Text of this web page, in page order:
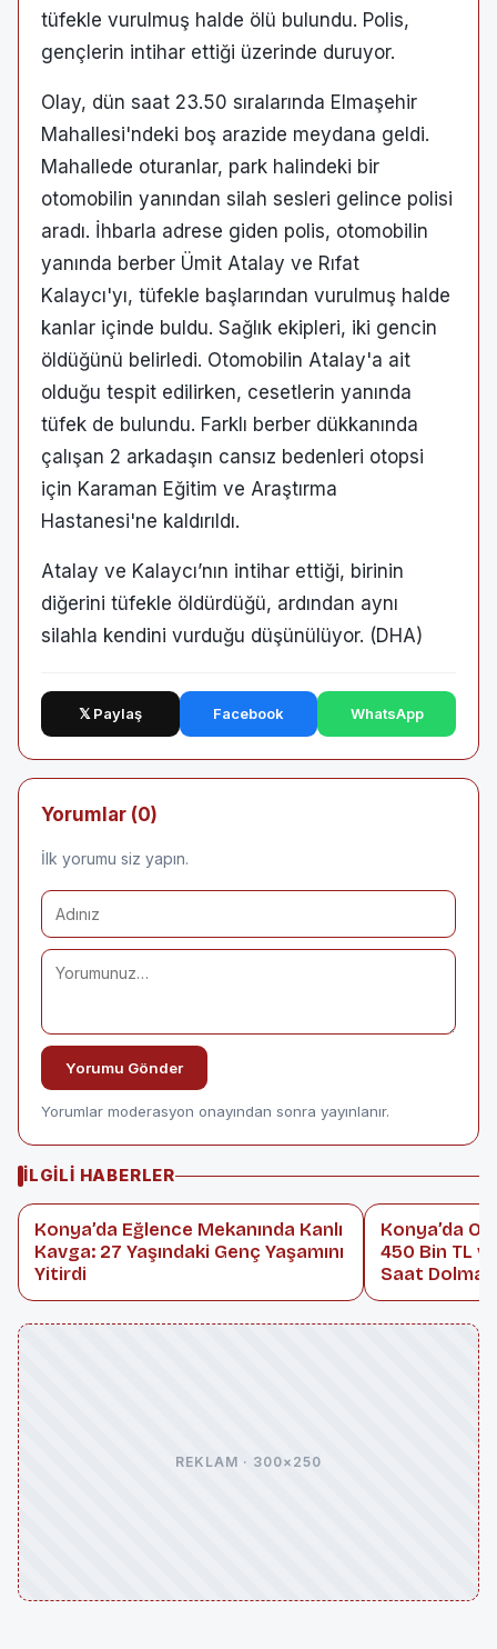
tüfekle vurulmuş halde ölü bulundu. Polis,
gençlerin intihar ettiği üzerinde duruyor.
Olay, dün saat 23.50 sıralarında Elmaşehir
Mahallesi'ndeki boş arazide meydana geldi.
Mahallede oturanlar, park halindeki bir
otomobilin yanından silah sesleri gelince polisi
aradı. İhbarla adrese giden polis, otomobilin
yanında berber Ümit Atalay ve Rıfat
Kalaycı'yı, tüfekle başlarından vurulmuş halde
kanlar içinde buldu. Sağlık ekipleri, iki gencin
öldüğünü belirledi. Otomobilin Atalay'a ait
olduğu tespit edilirken, cesetlerin yanında
tüfek de bulundu. Farklı berber dükkanında
çalışan 2 arkadaşın cansız bedenleri otopsi
için Karaman Eğitim ve Araştırma
Hastanesi'ne kaldırıldı.
Atalay ve Kalaycı’nın intihar ettiği, birinin
diğerini tüfekle öldürdüğü, ardından aynı
silahla kendini vurduğu düşünülüyor. (DHA)
𝕏 Paylaş Facebook WhatsApp
Yorumlar (0)
İlk yorumu siz yapın.
Yorumu Gönder
Yorumlar moderasyon onayından sonra yayınlanır.
İLGILI HABERLER
Konya’da Eğlence Mekanında Kanlı
Kavga: 27 Yaşındaki Genç Yaşamını
Yitirdi
Konya’da
450 Bin TL
Saat
REKLAM · 300×250